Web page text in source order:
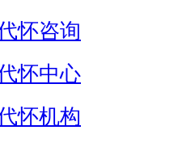
怀咨询
怀中心
怀机构